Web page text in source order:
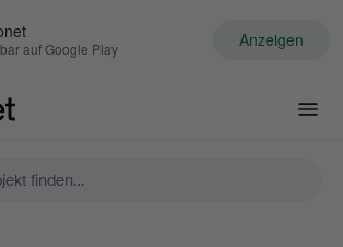
auf Google Play Anzeigen